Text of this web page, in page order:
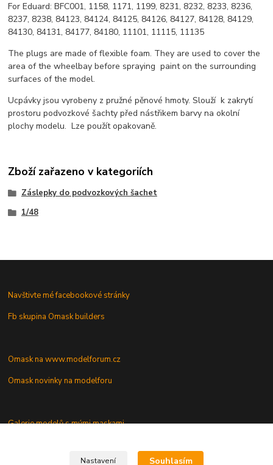
For Eduard: BFC001, 1158, 1171, 1199, 8231, 8232, 8233, 8236,
8237, 8238, 84123, 84124, 84125, 84126, 84127, 84128, 84129,
84130, 84131, 84177, 84180, 11101, 11115, 11135
The plugs are made of flexible foam. They are used to cover the
area of the wheelbay before spraying paint on the surrounding
surfaces of the model.
Ucpávky jsou vyrobeny z pružné pěnové hmoty. Slouží k zakrytí
prostoru podvozkové šachty před nástřikem barvy na okolní
plochy modelu. Lze použít opakovaně.
Zboží zařazeno v kategoriích
Záslepky do podvozkových šachet
1/48
Navštivte mé facebookové stránky
Fb skupina Omask builders
Omask na www.modelforum.cz
Omask novinky na modelforu
Galerie modelů s mými maskami
Nastavení Souhlasím